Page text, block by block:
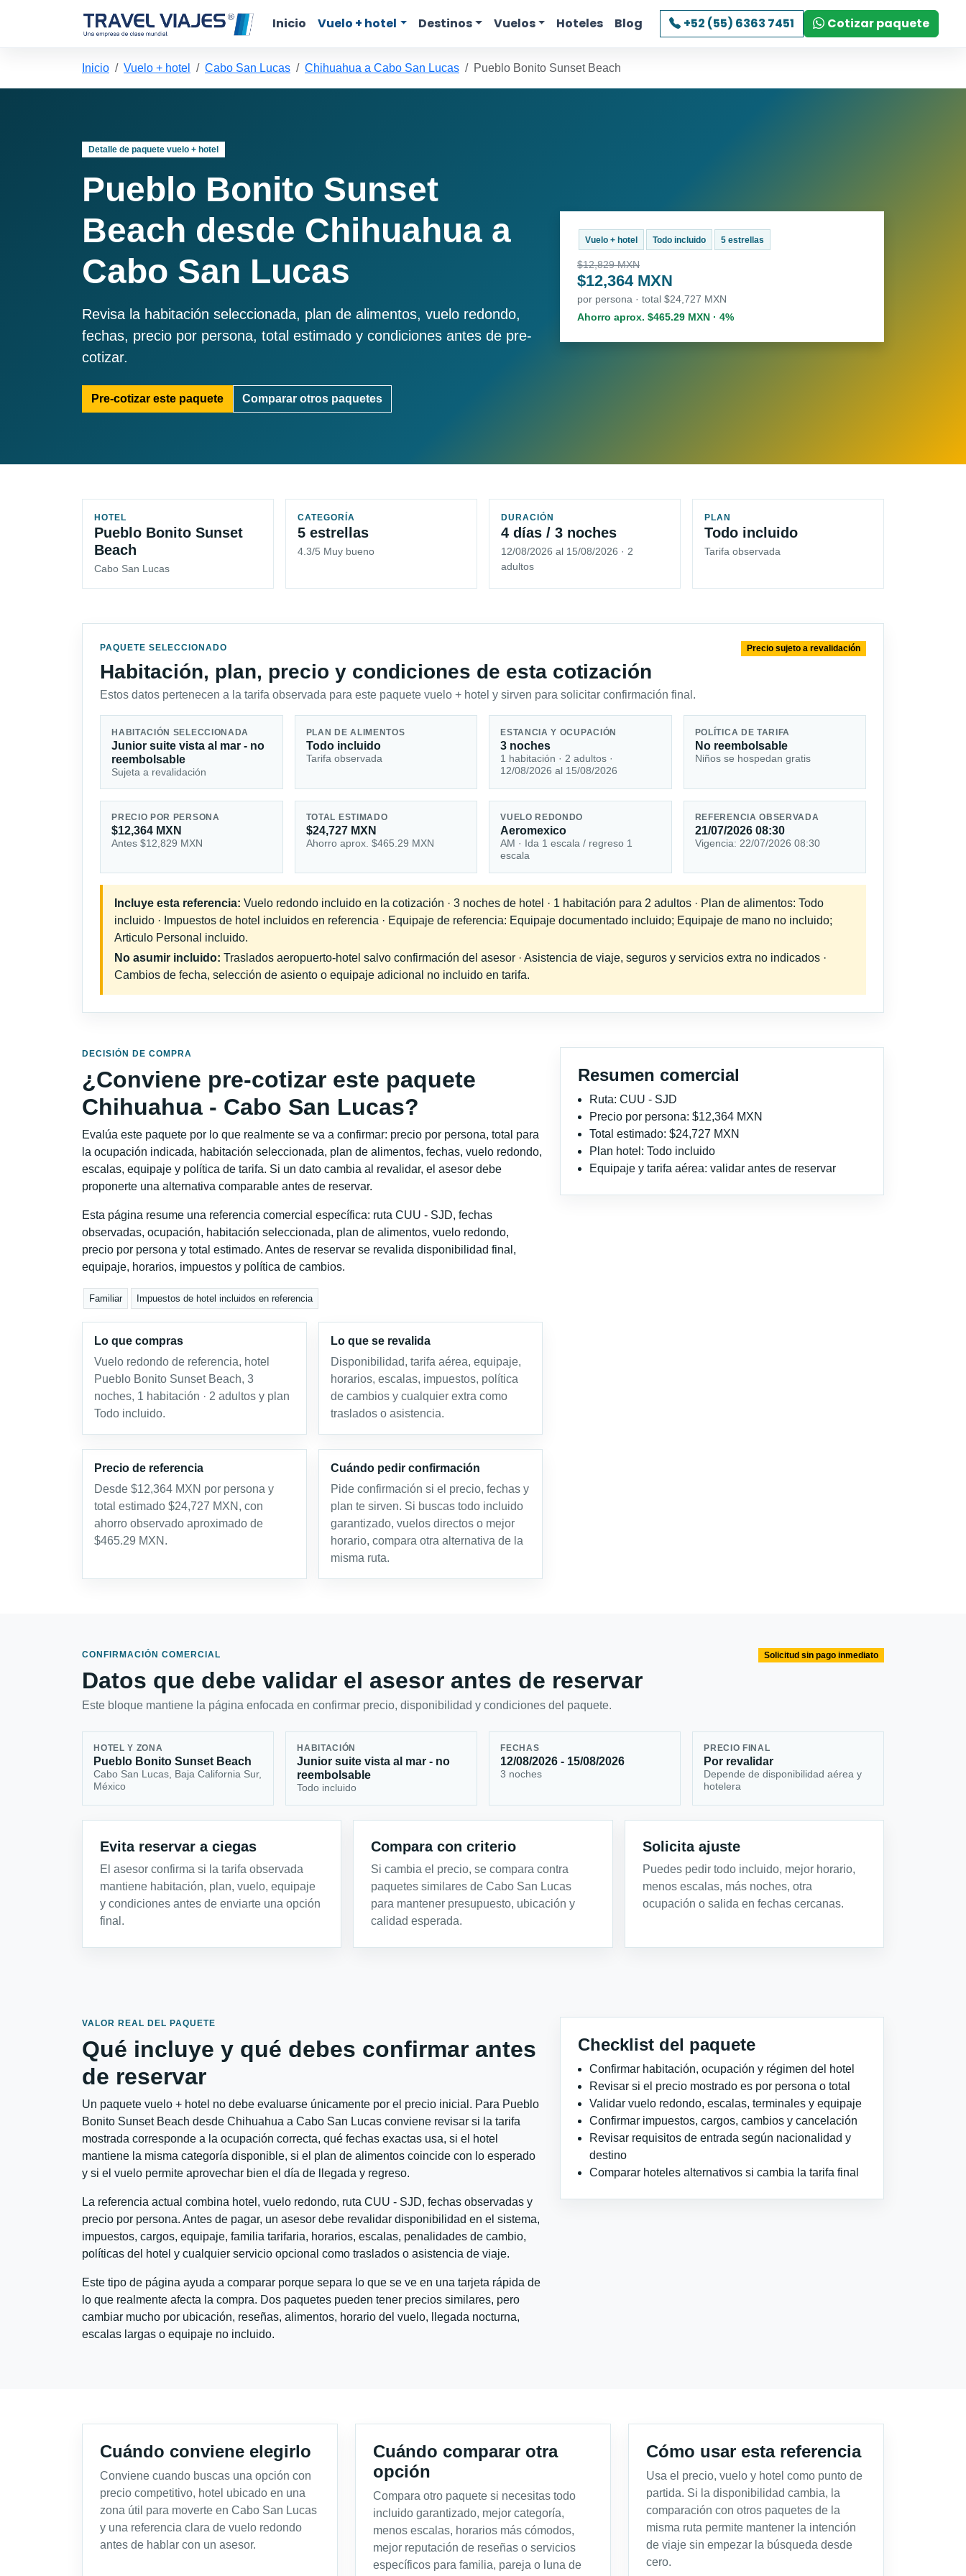
Inicio Vuelo + hotel Destinos Vuelos Hoteles Blog +52 (55) 6363 7451 Cotizar paquete
Inicio Vuelo + hotel Cabo San Lucas Chihuahua a Cabo San Lucas Pueblo Bonito Sunset Beach
Detalle de paquete vuelo + hotel
Pueblo Bonito Sunset
Beach desde Chihuahua a
Cabo San Lucas
Revisa la habitación seleccionada, plan de alimentos, vuelo redondo,
fechas, precio por persona, total estimado y condiciones antes de pre-
cotizar.
Pre-cotizar este paquete Comparar otros paquetes
Vuelo + hotel Todo incluido 5 estrellas
$12,829 MXN
$12,364 MXN
por persona · total $24,727 MXN
Ahorro aprox. $465.29 MXN · 4%
HOTEL
Pueblo Bonito Sunset
Beach
Cabo San Lucas
CATEGORÍA
5 estrellas
4.3/5 Muy bueno
DURACIÓN
4 días / 3 noches
12/08/2026 al 15/08/2026 · 2
adultos
PLAN
Todo incluido
Tarifa observada
PAQUETE SELECCIONADO
Habitación, plan, precio y condiciones de esta cotización
Estos datos pertenecen a la tarifa observada para este paquete vuelo + hotel y sirven para solicitar confirmación final.
Precio sujeto a revalidación
HABITACIÓN SELECCIONADA
Junior suite vista al mar - no
reembolsable
Sujeta a revalidación
PLAN DE ALIMENTOS
Todo incluido
Tarifa observada
ESTANCIA Y OCUPACIÓN
3 noches
1 habitación · 2 adultos ·
12/08/2026 al 15/08/2026
POLÍTICA DE TARIFA
No reembolsable
Niños se hospedan gratis
PRECIO POR PERSONA
$12,364 MXN
Antes $12,829 MXN
TOTAL ESTIMADO
$24,727 MXN
Ahorro aprox. $465.29 MXN
VUELO REDONDO
Aeromexico
AM · Ida 1 escala / regreso 1
escala
REFERENCIA OBSERVADA
21/07/2026 08:30
Vigencia: 22/07/2026 08:30
Incluye esta referencia: Vuelo redondo incluido en la cotización · 3 noches de hotel · 1 habitación para 2 adultos · Plan de alimentos: Todo
incluido · Impuestos de hotel incluidos en referencia · Equipaje de referencia: Equipaje documentado incluido; Equipaje de mano no incluido;
Articulo Personal incluido.
No asumir incluido: Traslados aeropuerto-hotel salvo confirmación del asesor · Asistencia de viaje, seguros y servicios extra no indicados ·
Cambios de fecha, selección de asiento o equipaje adicional no incluido en tarifa.
DECISIÓN DE COMPRA
¿Conviene pre-cotizar este paquete
Chihuahua - Cabo San Lucas?
Evalúa este paquete por lo que realmente se va a confirmar: precio por persona, total para
la ocupación indicada, habitación seleccionada, plan de alimentos, fechas, vuelo redondo,
escalas, equipaje y política de tarifa. Si un dato cambia al revalidar, el asesor debe
proponerte una alternativa comparable antes de reservar.
Esta página resume una referencia comercial específica: ruta CUU - SJD, fechas
observadas, ocupación, habitación seleccionada, plan de alimentos, vuelo redondo,
precio por persona y total estimado. Antes de reservar se revalida disponibilidad final,
equipaje, horarios, impuestos y política de cambios.
Familiar Impuestos de hotel incluidos en referencia
Lo que compras
Vuelo redondo de referencia, hotel
Pueblo Bonito Sunset Beach, 3
noches, 1 habitación · 2 adultos y plan
Todo incluido.
Lo que se revalida
Disponibilidad, tarifa aérea, equipaje,
horarios, escalas, impuestos, política
de cambios y cualquier extra como
traslados o asistencia.
Precio de referencia
Desde $12,364 MXN por persona y
total estimado $24,727 MXN, con
ahorro observado aproximado de
$465.29 MXN.
Cuándo pedir confirmación
Pide confirmación si el precio, fechas y
plan te sirven. Si buscas todo incluido
garantizado, vuelos directos o mejor
horario, compara otra alternativa de la
misma ruta.
Resumen comercial
Ruta: CUU - SJD
Precio por persona: $12,364 MXN
Total estimado: $24,727 MXN
Plan hotel: Todo incluido
Equipaje y tarifa aérea: validar antes de reservar
CONFIRMACIÓN COMERCIAL
Datos que debe validar el asesor antes de reservar
Este bloque mantiene la página enfocada en confirmar precio, disponibilidad y condiciones del paquete.
Solicitud sin pago inmediato
HOTEL Y ZONA
Pueblo Bonito Sunset Beach
Cabo San Lucas, Baja California Sur,
México
HABITACIÓN
Junior suite vista al mar - no
reembolsable
Todo incluido
FECHAS
12/08/2026 - 15/08/2026
3 noches
PRECIO FINAL
Por revalidar
Depende de disponibilidad aérea y
hotelera
Evita reservar a ciegas
El asesor confirma si la tarifa observada
mantiene habitación, plan, vuelo, equipaje
y condiciones antes de enviarte una opción
final.
Compara con criterio
Si cambia el precio, se compara contra
paquetes similares de Cabo San Lucas
para mantener presupuesto, ubicación y
calidad esperada.
Solicita ajuste
Puedes pedir todo incluido, mejor horario,
menos escalas, más noches, otra
ocupación o salida en fechas cercanas.
VALOR REAL DEL PAQUETE
Qué incluye y qué debes confirmar antes
de reservar
Un paquete vuelo + hotel no debe evaluarse únicamente por el precio inicial. Para Pueblo
Bonito Sunset Beach desde Chihuahua a Cabo San Lucas conviene revisar si la tarifa
mostrada corresponde a la ocupación correcta, qué fechas exactas usa, si el hotel
mantiene la misma categoría disponible, si el plan de alimentos coincide con lo esperado
y si el vuelo permite aprovechar bien el día de llegada y regreso.
La referencia actual combina hotel, vuelo redondo, ruta CUU - SJD, fechas observadas y
precio por persona. Antes de pagar, un asesor debe revalidar disponibilidad en el sistema,
impuestos, cargos, equipaje, familia tarifaria, horarios, escalas, penalidades de cambio,
políticas del hotel y cualquier servicio opcional como traslados o asistencia de viaje.
Este tipo de página ayuda a comparar porque separa lo que se ve en una tarjeta rápida de
lo que realmente afecta la compra. Dos paquetes pueden tener precios similares, pero
cambiar mucho por ubicación, reseñas, alimentos, horario del vuelo, llegada nocturna,
escalas largas o equipaje no incluido.
Checklist del paquete
Confirmar habitación, ocupación y régimen del hotel
Revisar si el precio mostrado es por persona o total
Validar vuelo redondo, escalas, terminales y equipaje
Confirmar impuestos, cargos, cambios y cancelación
Revisar requisitos de entrada según nacionalidad y
destino
Comparar hoteles alternativos si cambia la tarifa final
Cuándo conviene elegirlo
Conviene cuando buscas una opción con
precio competitivo, hotel ubicado en una
zona útil para moverte en Cabo San Lucas
y una referencia clara de vuelo redondo
antes de hablar con un asesor.
Cuándo comparar otra
opción
Compara otro paquete si necesitas todo
incluido garantizado, mejor categoría,
menos escalas, horarios más cómodos,
mejor reputación de reseñas o servicios
específicos para familia, pareja o luna de
Cómo usar esta referencia
Usa el precio, vuelo y hotel como punto de
partida. Si la disponibilidad cambia, la
comparación con otros paquetes de la
misma ruta permite mantener la intención
de viaje sin empezar la búsqueda desde
cero.